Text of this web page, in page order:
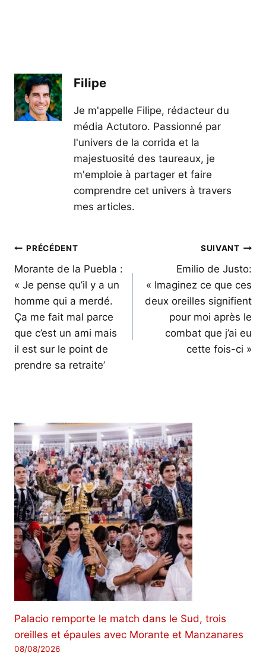
Filipe
Je m'appelle Filipe, rédacteur du
média Actutoro. Passionné par
l'univers de la corrida et la
majestuosité des taureaux, je
m'emploie à partager et faire
comprendre cet univers à travers
mes articles.
Navigation
de
l’article
PRÉCÉDENT
Morante de la Puebla :
« Je pense qu’il y a un
homme qui a merdé.
Ça me fait mal parce
que c’est un ami mais
il est sur le point de
prendre sa retraite’
SUIVANT
Emilio de Justo:
« Imaginez ce que ces
deux oreilles signifient
pour moi après le
combat que j’ai eu
cette fois-ci »
Palacio remporte le match dans le Sud, trois
oreilles et épaules avec Morante et Manzanares
08/08/2026